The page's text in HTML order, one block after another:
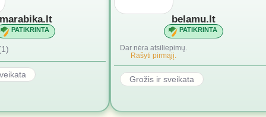
PATIKRINTA
belamu.lt
PATIKRINTA
Dar nėra atsiliepimų.
Rašyti pirmąjį.
Grožis ir sveikata